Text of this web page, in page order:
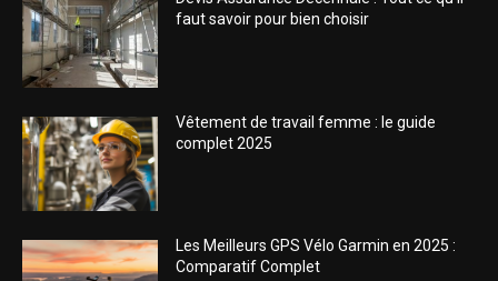
faut savoir pour bien choisir
Vêtement de travail femme : le guide
complet 2025
Les Meilleurs GPS Vélo Garmin en 2025 :
Comparatif Complet